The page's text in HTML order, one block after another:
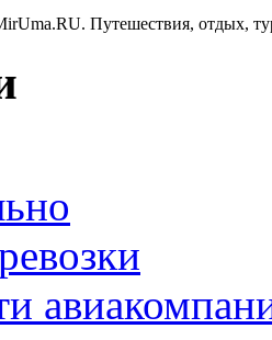
Путешествия, отдых,